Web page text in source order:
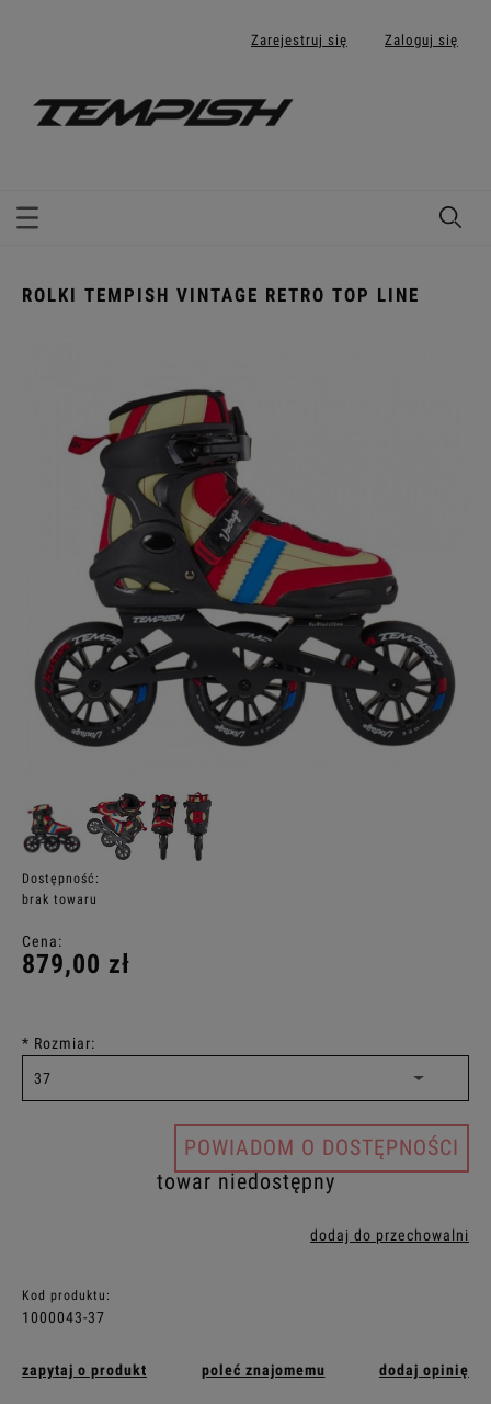
Zarejestruj się Zaloguj się
ROLKI TEMPISH VINTAGE RETRO TOP LINE
Dostępność:
brak towaru
Cena:
879,00 zł
* Rozmiar:
POWIADOM O DOSTĘPNOŚCI
towar niedostępny
dodaj do przechowalni
Kod produktu:
1000043-37
zapytaj o produkt poleć znajomemu dodaj opinię